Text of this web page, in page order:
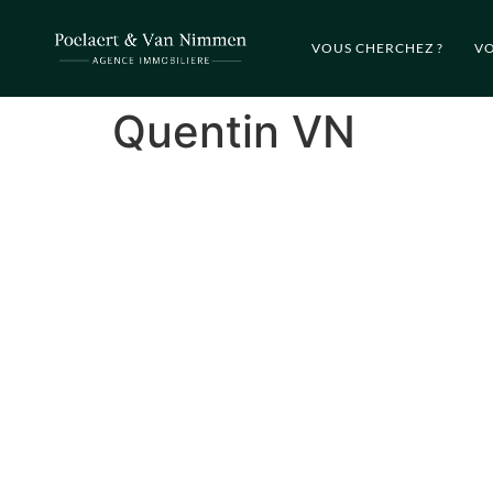
VOUS CHERCHEZ ?
Quentin VN